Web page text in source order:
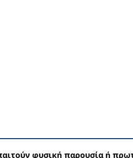
φυσική παρουσία ή